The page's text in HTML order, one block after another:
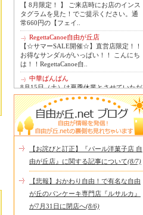
【 8月限定！ 】 ご来店時にお店のインス
タグラムを見た！でご提示ください。通
常660円の【フェイ..
RegettaCanoe自由が丘店
【☆サマーSALE開催☆】直営店限定！！
お得なサンダルがいっぱい！！ こんにち
は！！RegettaCanoe自..
中華ばんばん
8月15日（土）は夏季休業とさせていただ
きます。 翌16日（日）は通常通り定休日
ですので、2連休となり..
tomoru
土曜日限定ランチセット(12:00〜15:00)は
じまりました！※数量限定その日のおす
すめサンドイッチ(ルッ..
Le Monde Gourmand
シストロン仔羊の煮込み パニスとリ・ダ
ニョーのパネ フランスの仔羊をトマトと
冷え性改善協会 ICITO
【 よもぎ蒸しやリラクゼーション専門の
【お詫びと訂正】『パール洋菓子店 自
由が丘店』に関する記事について(8/7)
【悲報】おかわり自由！で有名な自由
が丘のパンケーキ専門店『ルサルカ』
が7月31日に閉店へ(8/6)